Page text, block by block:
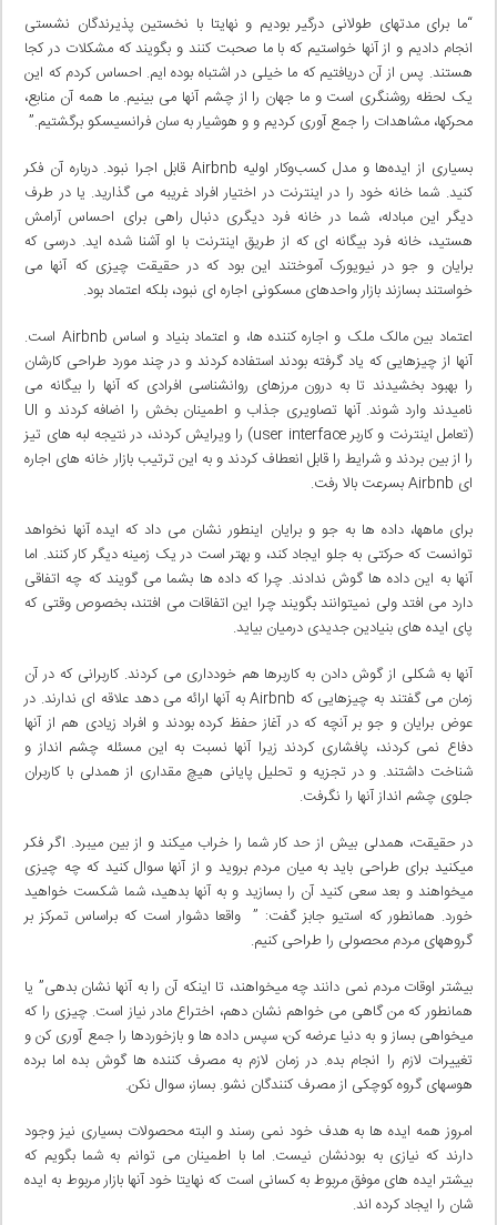
“ما برای مدتهای طولانی درگیر بودیم و نهایتا با نخستین پذیرندگان نشستی
انجام دادیم و از آنها خواستیم که با ما صحبت کنند و بگویند که مشکلات در کجا
هستند. پس از آن دریافتیم که ما خیلی در اشتباه بوده ایم. احساس کردم که این
یک لحظه روشنگری است و ما جهان را از چشم آنها می بینیم. ما همه آن منابع،
محرکها، مشاهدات را جمع آوری کردیم و و هوشیار به سان فرانسیسکو برگشتیم.”
بسیاری از ایده‌ها و مدل کسب‌وکار اولیه Airbnb قابل اجرا نبود. درباره آن فکر
کنید. شما خانه خود را در اینترنت در اختیار افراد غریبه می گذارید. یا در طرف
دیگر این مبادله، شما در خانه فرد دیگری دنبال راهی برای احساس آرامش
هستید، خانه فرد بیگانه ای که از طریق اینترنت با او آشنا شده اید. درسی که
برایان و جو در نیویورک آموختند این بود که در حقیقت چیزی که آنها می
خواستند بسازند بازار واحدهای مسکونی اجاره ای نبود، بلکه اعتماد بود.
اعتماد بین مالک ملک و اجاره کننده ها، و اعتماد بنیاد و اساس Airbnb است.
آنها از چیزهایی که یاد گرفته بودند استفاده کردند و در چند مورد طراحی کارشان
را بهبود بخشیدند تا به درون مرزهای روانشناسی افرادی که آنها را بیگانه می
نامیدند وارد شوند. آنها تصاویری جذاب و اطمینان بخش را اضافه کردند و UI
(تعامل اینترنت و کاربر user interface) را ویرایش کردند، در نتیجه لبه های تیز
را از بین بردند و شرایط را قابل انعطاف کردند و به این ترتیب بازار خانه های اجاره
ای Airbnb بسرعت بالا رفت.
برای ماهها، داده ها به جو و برایان اینطور نشان می داد که ایده آنها نخواهد
توانست که حرکتی به جلو ایجاد کند، و بهتر است در یک زمینه دیگر کار کنند. اما
آنها به این داده ها گوش ندادند. چرا که داده ها بشما می گویند که چه اتفاقی
دارد می افتد ولی نمیتوانند بگویند چرا این اتفاقات می افتند، بخصوص وقتی که
پای ایده های بنیادین جدیدی درمیان بیاید.
آنها به شکلی از گوش دادن به کاربرها هم خودداری می کردند. کاربرانی که در آن
زمان می گفتند به چیزهایی که Airbnb به آنها ارائه می دهد علاقه ای ندارند. در
عوض برایان و جو بر آنچه که در آغاز حفظ کرده بودند و افراد زیادی هم از آنها
دفاع نمی کردند، پافشاری کردند زیرا آنها نسبت به این مسئله چشم انداز و
شناخت داشتند. و در تجزیه و تحلیل پایانی هیچ مقداری از همدلی با کاربران
جلوی چشم انداز آنها را نگرفت.
در حقیقت، همدلی بیش از حد کار شما را خراب میکند و از بین میبرد. اگر فکر
میکنید برای طراحی باید به میان مردم بروید و از آنها سوال کنید که چه چیزی
میخواهند و بعد سعی کنید آن را بسازید و به آنها بدهید، شما شکست خواهید
خورد. همانطور که استیو جابز گفت: ” واقعا دشوار است که براساس تمرکز بر
گروههای مردم محصولی را طراحی کنیم.
بیشتر اوقات مردم نمی دانند چه میخواهند، تا اینکه آن را به آنها نشان بدهی” یا
همانطور که من گاهی می خواهم نشان دهم، اختراع مادر نیاز است. چیزی را که
میخواهی بساز و به دنیا عرضه کن، سپس داده ها و بازخوردها را جمع آوری کن و
تغییرات لازم را انجام بده. در زمان لازم به مصرف کننده ها گوش بده اما برده
هوسهای گروه کوچکی از مصرف کنندگان نشو. بساز، سوال نکن.
امروز همه ایده ها به هدف خود نمی رسند و البته محصولات بسیاری نیز وجود
دارند که نیازی به بودنشان نیست. اما با اطمینان می توانم به شما بگویم که
بیشتر ایده های موفق مربوط به کسانی است که نهایتا خود آنها بازار مربوط به ایده
شان را ایجاد کرده اند.